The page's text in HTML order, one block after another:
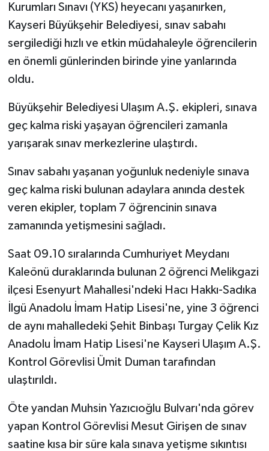
Kurumları Sınavı (YKS) heyecanı yaşanırken,
Kayseri Büyükşehir Belediyesi, sınav sabahı
sergilediği hızlı ve etkin müdahaleyle öğrencilerin
en önemli günlerinden birinde yine yanlarında
oldu.
Büyükşehir Belediyesi Ulaşım A.Ş. ekipleri, sınava
geç kalma riski yaşayan öğrencileri zamanla
yarışarak sınav merkezlerine ulaştırdı.
Sınav sabahı yaşanan yoğunluk nedeniyle sınava
geç kalma riski bulunan adaylara anında destek
veren ekipler, toplam 7 öğrencinin sınava
zamanında yetişmesini sağladı.
Saat 09.10 sıralarında Cumhuriyet Meydanı
Kaleönü duraklarında bulunan 2 öğrenci Melikgazi
ilçesi Esenyurt Mahallesi'ndeki Hacı Hakkı-Sadıka
İlgü Anadolu İmam Hatip Lisesi'ne, yine 3 öğrenci
de aynı mahalledeki Şehit Binbaşı Turgay Çelik Kız
Anadolu İmam Hatip Lisesi'ne Kayseri Ulaşım A.Ş.
Kontrol Görevlisi Ümit Duman tarafından
ulaştırıldı.
Öte yandan Muhsin Yazıcıoğlu Bulvarı'nda görev
yapan Kontrol Görevlisi Mesut Girişen de sınav
saatine kısa bir süre kala sınava yetişme sıkıntısı